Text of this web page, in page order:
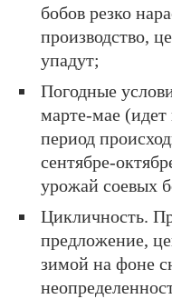
бобов резко
производство,
упадут;
Погодные
марте-мае (идет
период
сентябре-
урожай соевых
Цикличность.
предложение,
зимой на фоне